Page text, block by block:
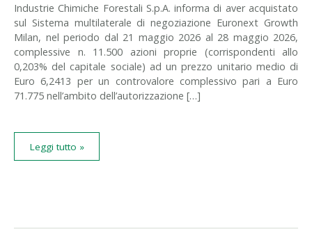
Industrie Chimiche Forestali S.p.A. informa di aver acquistato
sul Sistema multilaterale di negoziazione Euronext Growth
Milan, nel periodo dal 21 maggio 2026 al 28 maggio 2026,
complessive n. 11.500 azioni proprie (corrispondenti allo
0,203% del capitale sociale) ad un prezzo unitario medio di
Euro 6,2413 per un controvalore complessivo pari a Euro
71.775 nell’ambito dell’autorizzazione […]
Leggi tutto »